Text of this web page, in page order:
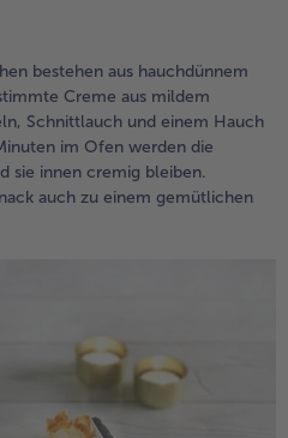
&
bestehen aus hauchdünnem
Creme aus mildem
Schnittlauch und einem Hauch
im Ofen werden die
sie innen cremig bleiben.
auch zu einem gemütlichen